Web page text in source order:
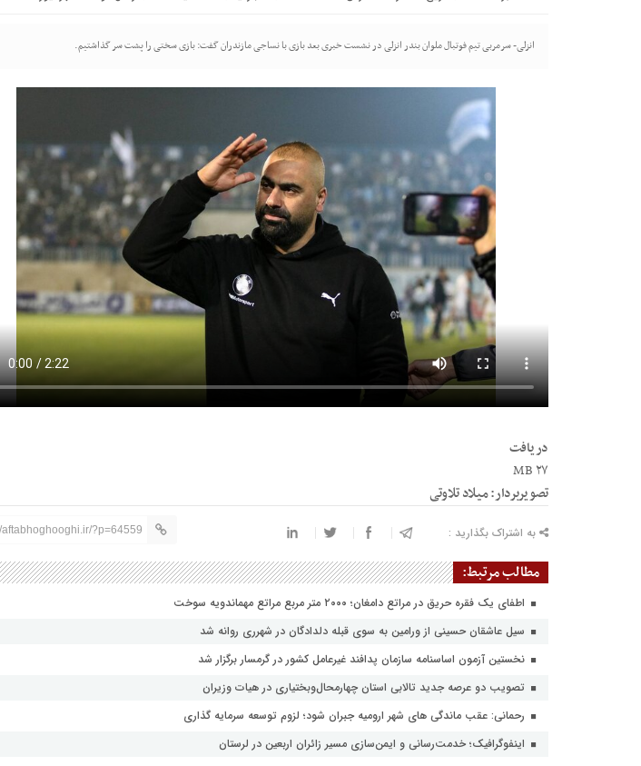
انزلی- سرمربی تیم فوتبال ملوان بندر انزلی در نشست خبری بعد بازی با نساجی مازندران گفت: بازی سختی را پشت سر گذاشتیم.
دریافت
۲۷ MB
تصویربردار: میلاد تلاوتی
به اشتراک بگذارید : aftabhoghooghi.ir/?p=64559
مطالب مرتبط:
اطفای یک فقره حریق در مراتع دامغان؛ ۲۰۰۰ متر مربع مراتع مهماندویه سوخت
سیل عاشقان حسینی از ورامین به سوی قبله دلدادگان در شهرری روانه شد
نخستین آزمون اساسنامه سازمان پدافند غیرعامل کشور در گرمسار برگزار شد
تصویب دو عرصه جدید تالابی استان چهارمحال‌وبختیاری در هیات وزیران
رحمانی: عقب ماندگی های شهر ارومیه جبران شود؛ لزوم توسعه سرمایه گذاری
اینفوگرافیک؛ خدمت‌رسانی و ایمن‌سازی مسیر زائران اربعین در لرستان